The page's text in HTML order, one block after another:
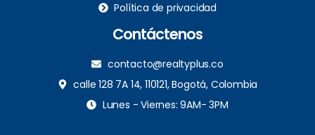
Política de privacidad
Contáctenos
contacto@realtyplus.co
calle 128 7A 14, 110121, Bogotá, Colombia
Lunes - Viernes: 9AM- 3PM